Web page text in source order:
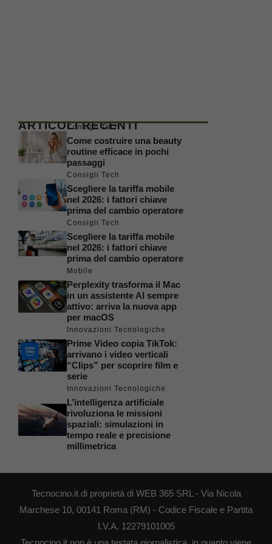
ARTICOLI RECENTI
Consigli Tech
Come costruire una beauty
routine efficace in pochi
passaggi
Consigli Tech
Scegliere la tariffa mobile
nel 2026: i fattori chiave
prima del cambio operatore
Consigli Tech
Scegliere la tariffa mobile
nel 2026: i fattori chiave
prima del cambio operatore
Mobile
Perplexity trasforma il Mac
in un assistente AI sempre
attivo: arriva la nuova app
per macOS
Innovazioni Tecnologiche
Prime Video copia TikTok:
arrivano i video verticali
“Clips” per scoprire film e
serie
Innovazioni Tecnologiche
L’intelligenza artificiale
rivoluziona le missioni
spaziali: simulazioni in
tempo reale e precisione
millimetrica
Tecnocino.it di proprietà di WEB 365 SRL - Via Nicola
Marchese 10, 00141 Roma (RM) - Codice Fiscale e Partita
I.V.A. 12279101005